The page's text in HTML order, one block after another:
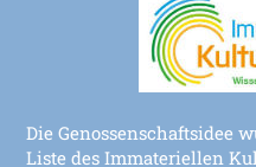
Die Genossenschaftsidee
Liste des Immateriellen